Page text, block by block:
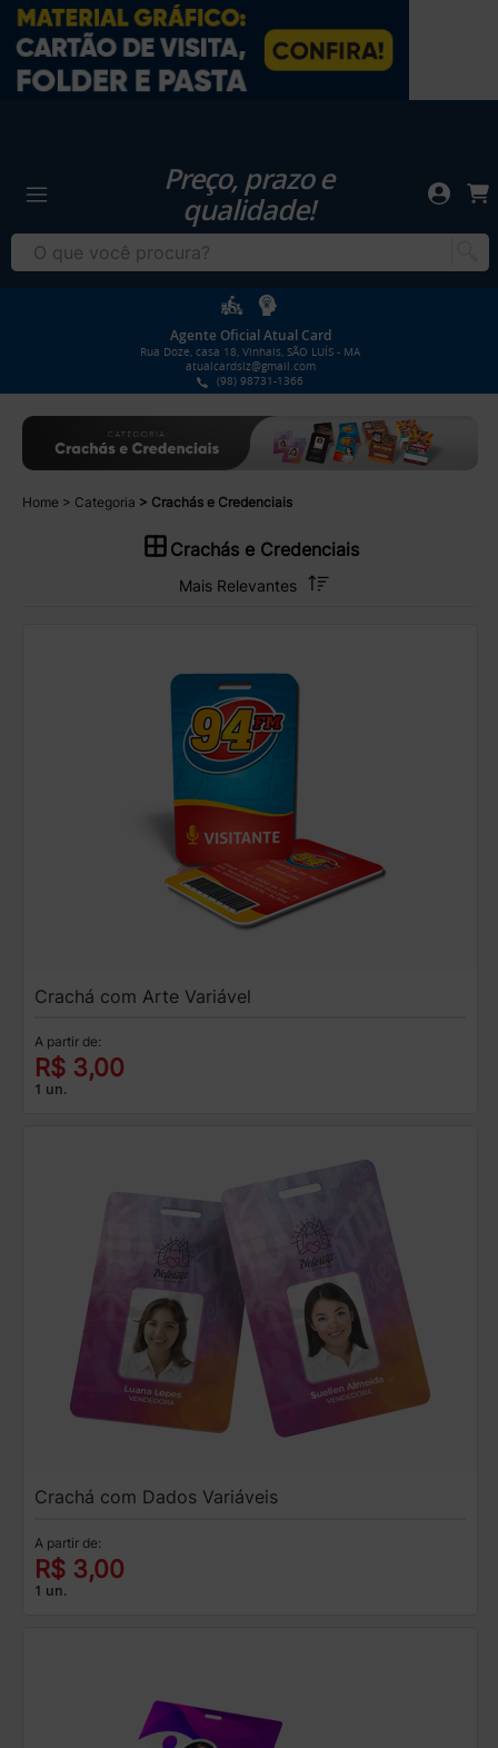
Preço, prazo e
qualidade!
Agente Oficial Atual Card
Rua Doze, casa 18, Vinhais, SÃO LUÍS - MA
atualcardslz@gmail.com
(98) 98731-1366
Home Categoria Crachás e Credenciais
Crachás e Credenciais
Crachá com Arte Variável
A partir de:
R$ 3,00
1 un.
Crachá com Dados Variáveis
A partir de:
R$ 3,00
1 un.